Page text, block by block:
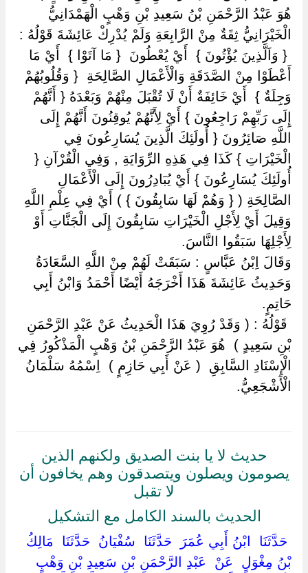
‏هُوَ عَبْدُ الرَّحْمَنِ بْنُ سَعِيدِ بْنِ وَهْبٍ الْهَمْدَانِيُّ
الْخَيْرَانِيُّ ثِقَةٌ مِنْ الرَّابِعَةِ وَلَمْ يُدْرِكْ عَائِشَةَ قَوْلُهُ :
‏ ‏{ وَاَلَّذِينَ يُؤْتُونَ } ‏ ‏أَيْ يُعْطُونَ ‏ ‏{ مَا آتَوْا } ‏ ‏أَيْ مَا
أَعْطَوْا مِنْ الصَّدَقَةِ وَالْأَعْمَالِ الصَّالِحَةِ ‏ ‏{ وَقُلُوبُهُمْ
وَجِلَةٌ } ‏ ‏أَيْ خَائِفَةٌ أَنْ لَا تُقْبَلَ مِنْهُمْ وَبَعْدَهُ { أَنَّهُمْ
إِلَى رَبِّهِمْ رَاجِعُونَ } أَيْ لِأَنَّهُمْ يُوقِنُونَ أَنَّهُمْ إِلَى
اللَّهِ صَائِرُونَ { أُولَئِكَ الَّذِينَ يُسَارِعُونَ فِي
الْخَيْرَاتِ } كَذَا فِي هَذِهِ الرِّوَايَةِ , وَفِي الْقُرْآنِ {
أُولَئِكَ يُسَارِعُونَ } أَيْ يُبَادِرُونَ إِلَى الْأَعْمَالِ
الصَّالِحَةِ ( { وَهُمْ لَهَا سَابِقُونَ } ) أَيْ فِي عِلْمِ اللَّهِ
وَقِيلَ أَيْ لِأَجْلِ الْخَيْرَاتِ سَابِقُونَ إِلَى الْجَنَّاتِ أَوْ
لِأَجْلِهَا سَبَقُوا النَّاسَ.
وَقَالَ اِبْنُ عَبَّاسٍ : سَبَقَتْ لَهُمْ مِنْ اللَّهِ السَّعَادَةُ
وَحَدِيثُ عَائِشَةَ هَذَا أَخْرَجَهُ أَيْضًا أَحْمَدُ وَابْنُ أَبِي
حَاتِمٍ.
‏ ‏قَوْلُهُ : ( وَقَدْ رُوِيَ هَذَا الْحَدِيثُ عَنْ عَبْدِ الرَّحْمَنِ
بْنِ سَعِيدٍ ) ‏ ‏هُوَ عَبْدُ الرَّحْمَنِ بْنُ وَهْبٍ الْمَذْكُورُ فِي
الْإِسْنَادِ السَّابِقِ ‏ ‏( عَنْ أَبِي حَازِمٍ ) ‏ ‏اِسْمُهُ سَلْمَانُ
الْأَشْجَعِيُّ.
حديث لا يا بنت الصديق ولكنهم الذين
يصومون ويصلون ويتصدقون وهم يخافون أن
لا تقبل
الحديث بالسند الكامل مع التشكيل
‏ ‏حَدَّثَنَا ‏ ‏ابْنُ أَبِي عُمَرَ ‏ ‏حَدَّثَنَا ‏ ‏سُفْيَانُ ‏ ‏حَدَّثَنَا ‏ ‏مَالِكُ
بْنُ مِغْوَلٍ ‏ ‏عَنْ ‏ ‏عَبْدِ الرَّحْمَنِ بْنِ سَعِيدِ بْنِ وَهْبٍ